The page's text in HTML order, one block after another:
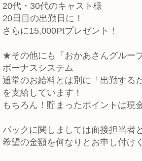
20代・30代のキャスト様
20日目の出勤日に！
さらに15,000Ptプレゼント！
★その他にも「おかあさんグルー
ボーナスシステム
通常のお給料とは別に「出勤する
を支給しています！
もちろん！貯まったポイントは現
バックに関しましては面接担当者
希望の金額を何なりとお申し付け